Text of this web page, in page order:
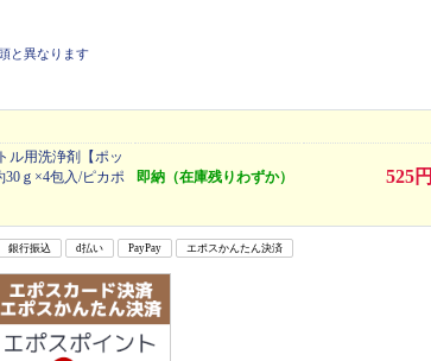
と異なります
ル用洗浄剤【ポッ
30ｇ×4包入/ピカポ
即納（在庫残りわずか） 525円
銀行振込 d払い PayPay エポスかんたん決済